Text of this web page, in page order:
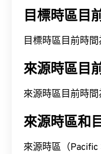
目標時區目
目標時區目前時
來源時區目
來源時區目前時
來源時區和
來源時區（